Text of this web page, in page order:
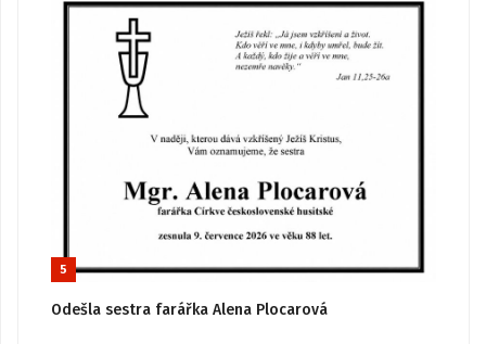
5
Odešla sestra farářka Alena Plocarová